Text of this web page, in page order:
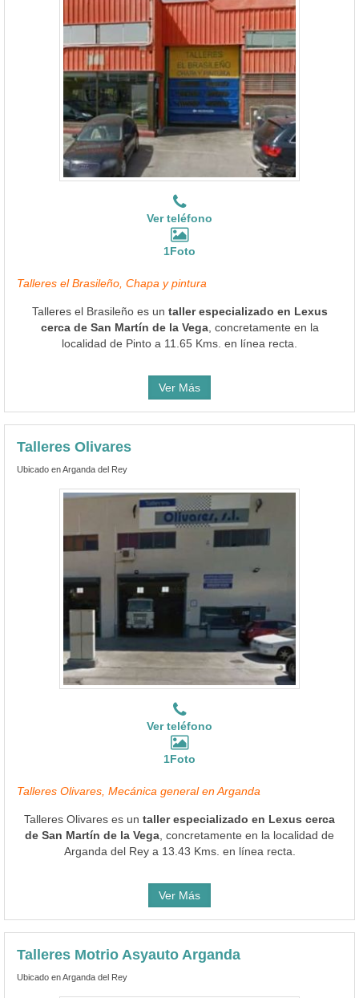
Ver teléfono
1Foto
Talleres el Brasileño, Chapa y pintura
Talleres el Brasileño es un taller especializado en Lexus
cerca de San Martín de la Vega, concretamente en la
localidad de Pinto a 11.65 Kms. en línea recta.
Ver Más
Talleres Olivares
Ubicado en Arganda del Rey
Ver teléfono
1Foto
Talleres Olivares, Mecánica general en Arganda
Talleres Olivares es un taller especializado en Lexus cerca
de San Martín de la Vega , concretamente en la localidad de
Arganda del Rey a 13.43 Kms. en línea recta.
Ver Más
Talleres Motrio Asyauto Arganda
Ubicado en Arganda del Rey